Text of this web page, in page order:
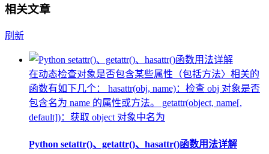
相关文章
刷新
在动态检查对象是否包含某些属性（包括方法〉相关的
函数有如下几个： hasattr(obj, name)：检查 obj 对象是否
包含名为 name 的属性或方法。 getattr(object, name[,
default])：获取 object 对象中名为
Python setattr()、getattr()、hasattr()函数用法详解